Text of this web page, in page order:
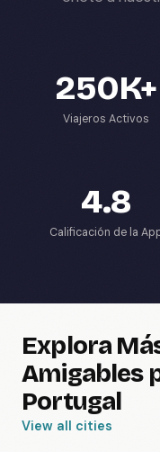
250K+
Viajeros Activos
4.8
Calificación de la
Explora
Amigables
Portugal
View all cities